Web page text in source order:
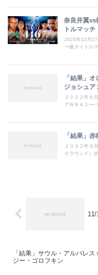
奈良井翼
トルマッチ
2025年11月27
ー級タイトル
「結果」
ジョシュア
２０２２年８
アＷＢＡスー
「結果」
２０２２年９
０ラウンド）
「結果」サウル・アルバレス
ジー・ゴロフキン